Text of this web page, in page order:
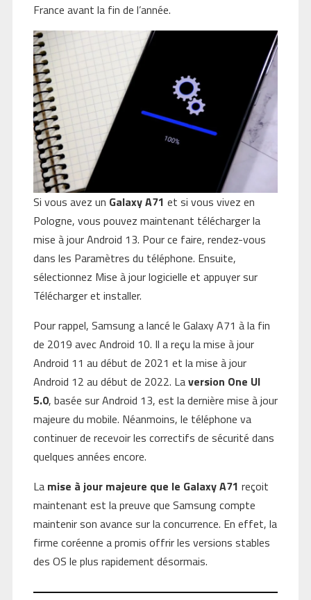
France avant la fin de l’année.
Si vous avez un Galaxy A71 et si vous vivez en
Pologne, vous pouvez maintenant télécharger la
mise à jour Android 13. Pour ce faire, rendez-vous
dans les Paramètres du téléphone. Ensuite,
sélectionnez Mise à jour logicielle et appuyer sur
Télécharger et installer.
Pour rappel, Samsung a lancé le Galaxy A71 à la fin
de 2019 avec Android 10. Il a reçu la mise à jour
Android 11 au début de 2021 et la mise à jour
Android 12 au début de 2022. Laversion One UI
5.0, basée sur Android 13, est la dernière mise à jour
majeure du mobile. Néanmoins, le téléphone va
continuer de recevoir les correctifs de sécurité dans
quelques années encore.
La mise à jour majeure que le Galaxy A71 reçoit
maintenant est la preuve que Samsung compte
maintenir son avance sur la concurrence. En effet, la
firme coréenne a promis offrir les versions stables
des OS le plus rapidement désormais.